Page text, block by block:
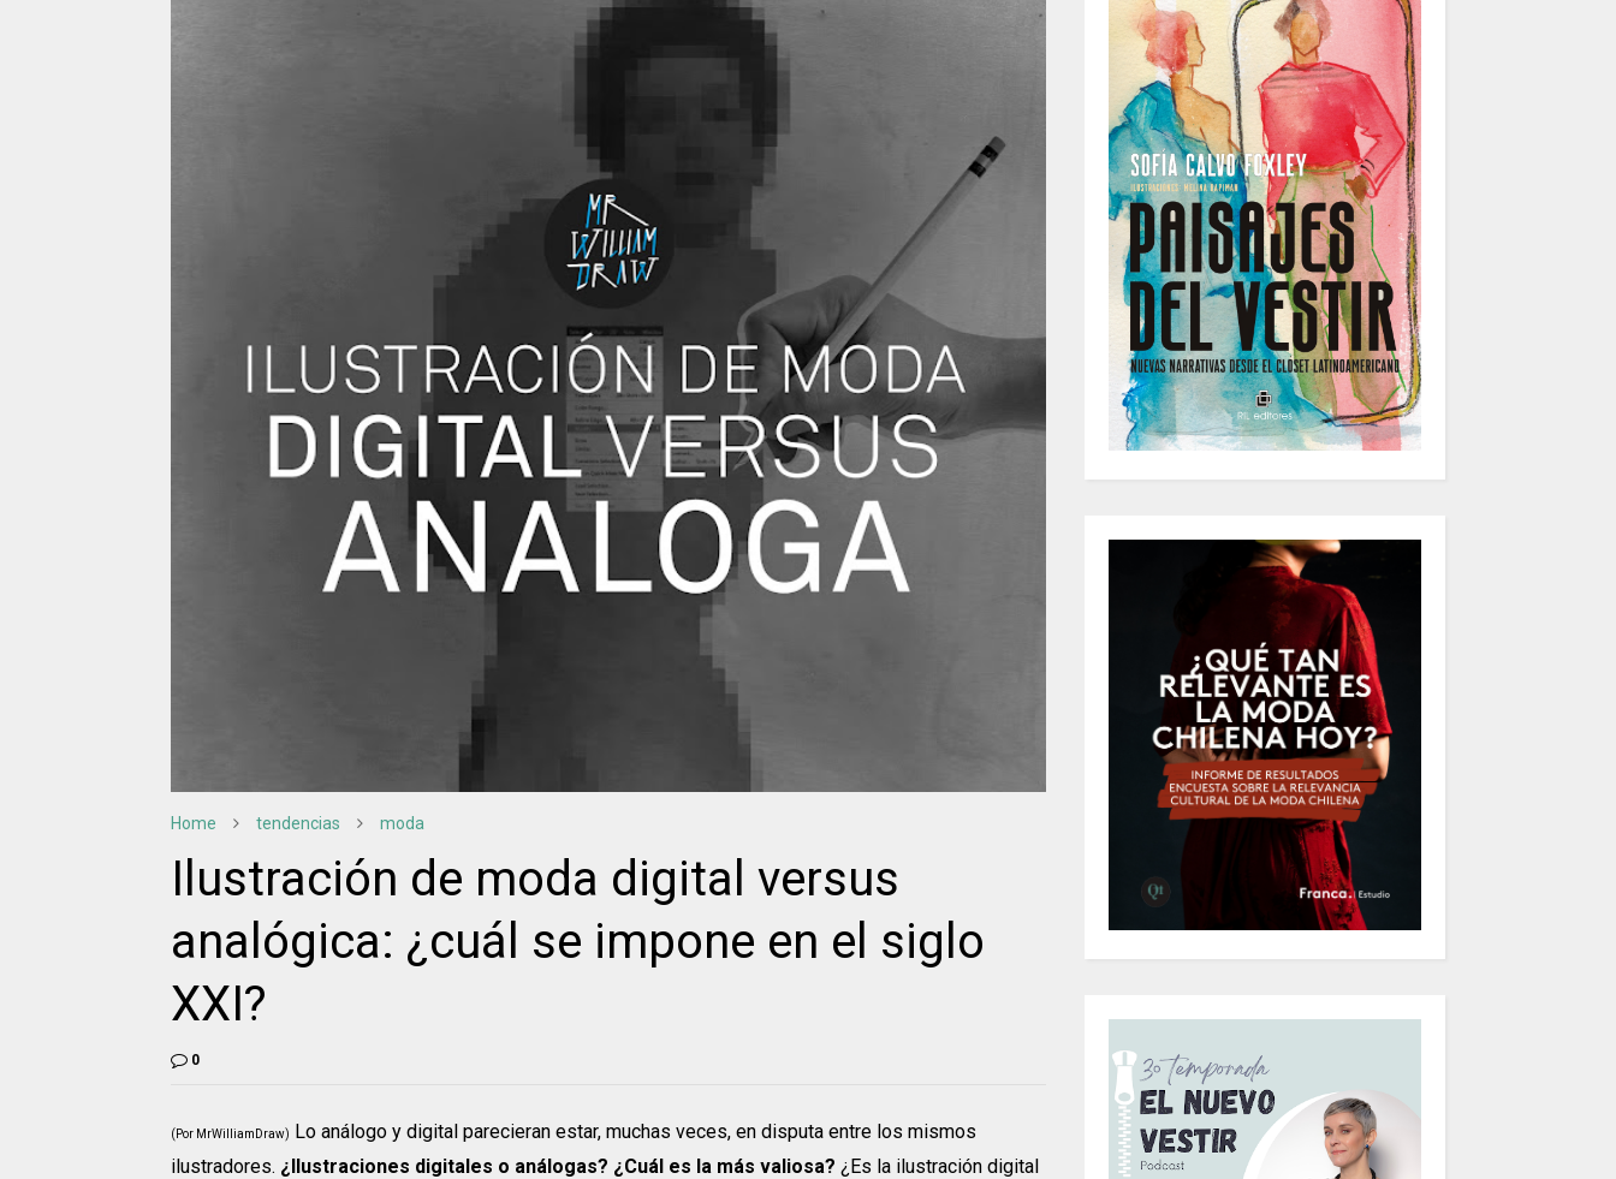
Home tendencias moda
Ilustración de moda digital versus
analógica: ¿cuál se impone en el siglo
XXI?
0
(Por MrWilliamDraw) Lo análogo y digital parecieran estar, muchas veces, en disputa entre los mismos
ilustradores. ¿Ilustraciones digitales o análogas? ¿Cuál es la más valiosa? ¿Es la ilustración digital